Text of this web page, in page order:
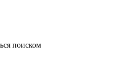
поиском